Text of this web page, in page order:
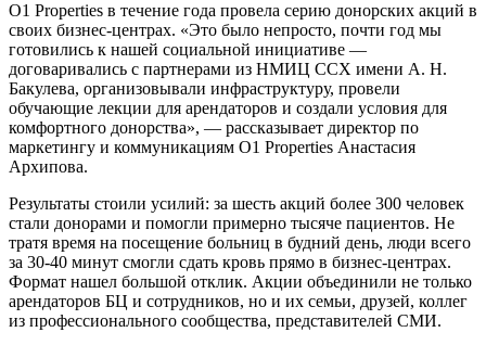
O1 Properties в течение года провела серию донорских акций в
своих бизнес-центрах. «Это было непросто, почти год мы
готовились к нашей социальной инициативе —
договаривались с партнерами из НМИЦ ССХ имени А. Н.
Бакулева, организовывали инфраструктуру, провели
обучающие лекции для арендаторов и создали условия для
комфортного донорства», — рассказывает директор по
маркетингу и коммуникациям O1 Properties Анастасия
Архипова.
Результаты стоили усилий: за шесть акций более 300 человек
стали донорами и помогли примерно тысяче пациентов. Не
тратя время на посещение больниц в будний день, люди всего
за 30-40 минут смогли сдать кровь прямо в бизнес-центрах.
Формат нашел большой отклик. Акции объединили не только
арендаторов БЦ и сотрудников, но и их семьи, друзей, коллег
из профессионального сообщества, представителей СМИ.